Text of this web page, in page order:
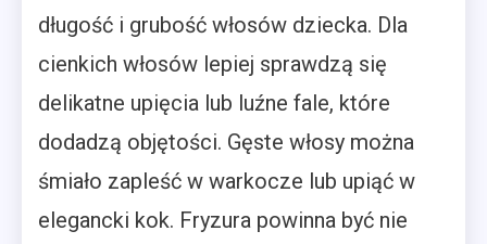
długość i grubość włosów dziecka. Dla
cienkich włosów lepiej sprawdzą się
delikatne upięcia lub luźne fale, które
dodadzą objętości. Gęste włosy można
śmiało zapleść w warkocze lub upiąć w
elegancki kok. Fryzura powinna być nie